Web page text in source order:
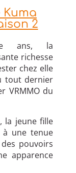
Kuma
2
ans, la
richesse
chez elle
tout dernier
VRMMO du
la jeune fille
à une tenue
pouvoirs
apparence